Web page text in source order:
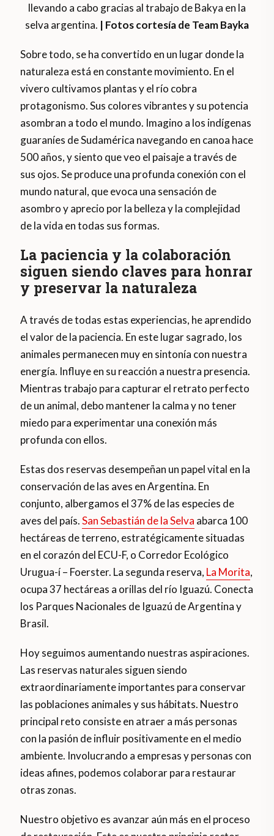
llevando a cabo gracias al trabajo de Bakya en la
selva argentina. | Fotos cortesía de Team Bayka
Sobre todo, se ha convertido en un lugar donde la
naturaleza está en constante movimiento. En el
vivero cultivamos plantas y el río cobra
protagonismo. Sus colores vibrantes y su potencia
asombran a todo el mundo. Imagino a los indígenas
guaraníes de Sudamérica navegando en canoa hace
500 años, y siento que veo el paisaje a través de
sus ojos. Se produce una profunda conexión con el
mundo natural, que evoca una sensación de
asombro y aprecio por la belleza y la complejidad
de la vida en todas sus formas.
La paciencia y la colaboración
siguen siendo claves para honrar
y preservar la naturaleza
A través de todas estas experiencias, he aprendido
el valor de la paciencia. En este lugar sagrado, los
animales permanecen muy en sintonía con nuestra
energía. Influye en su reacción a nuestra presencia.
Mientras trabajo para capturar el retrato perfecto
de un animal, debo mantener la calma y no tener
miedo para experimentar una conexión más
profunda con ellos.
Estas dos reservas desempeñan un papel vital en la
conservación de las aves en Argentina. En
conjunto, albergamos el 37% de las especies de
aves del país.San Sebastián de la Selva abarca 100
hectáreas de terreno, estratégicamente situadas
en el corazón del ECU-F, o Corredor Ecológico
Urugua-í – Foerster. La segunda reserva, La Morita,
ocupa 37 hectáreas a orillas del río Iguazú. Conecta
los Parques Nacionales de Iguazú de Argentina y
Brasil.
Hoy seguimos aumentando nuestras aspiraciones.
Las reservas naturales siguen siendo
extraordinariamente importantes para conservar
las poblaciones animales y sus hábitats. Nuestro
principal reto consiste en atraer a más personas
con la pasión de influir positivamente en el medio
ambiente. Involucrando a empresas y personas con
ideas afines, podemos colaborar para restaurar
otras zonas.
Nuestro objetivo es avanzar aún más en el proceso